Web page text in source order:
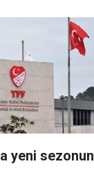
yeni sezonun